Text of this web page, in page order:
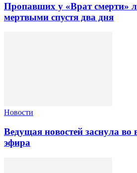
Пропавших у «Врат смерти»
мертвыми спустя два дня
Новости
Ведущая новостей заснула во
эфира